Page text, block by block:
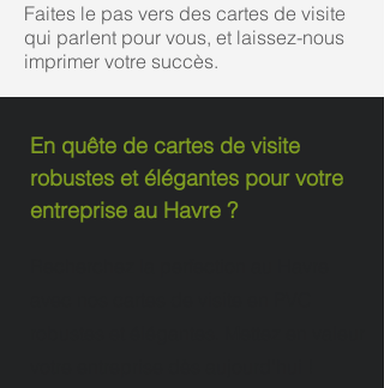
Faites le pas vers des cartes de visite
qui parlent pour vous, et laissez-nous
imprimer votre succès.
En quête de cartes de visite
robustes et élégantes pour votre
entreprise au Havre ?